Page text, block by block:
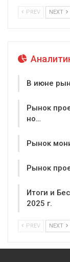
PREV NEXT
В июне
Рынок
но…
Рынок
Рынок
Итоги и
2025 г.
PREV NEXT